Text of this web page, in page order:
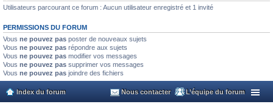
Utilisateurs parcourant ce forum : Aucun utilisateur enregistré et 1 invité
PERMISSIONS DU FORUM
Vous ne pouvez pas poster de nouveaux sujets
Vous ne pouvez pas répondre aux sujets
Vous ne pouvez pas modifier vos messages
Vous ne pouvez pas supprimer vos messages
Vous ne pouvez pas joindre des fichiers
Index du forum L’équipe du forum
Nous contacter